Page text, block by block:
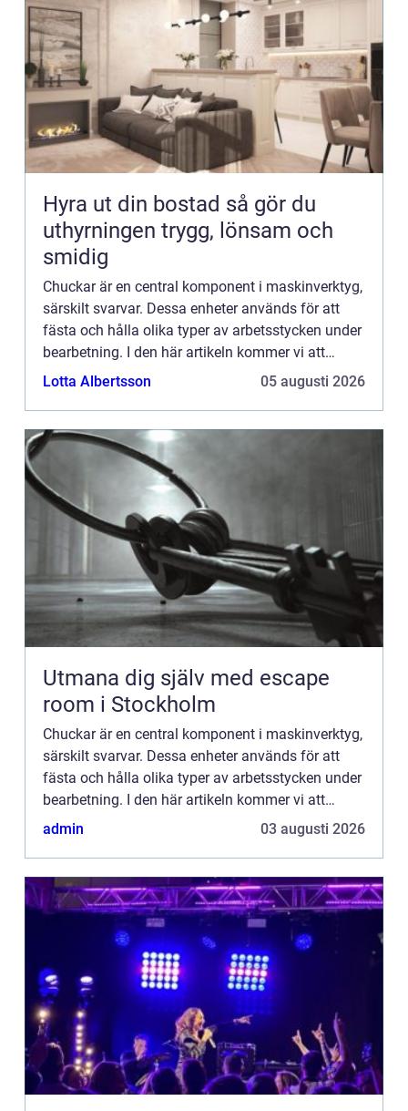
Hyra ut din bostad så gör du
uthyrningen trygg, lönsam och
smidig
Chuckar är en central komponent i maskinverktyg,
särskilt svarvar. Dessa enheter används för att
fästa och hålla olika typer av arbetsstycken under
bearbetning. I den här artikeln kommer vi att
utforska chuckar, de...
Lotta Albertsson 05 augusti 2026
Utmana dig själv med escape
room i Stockholm
Chuckar är en central komponent i maskinverktyg,
särskilt svarvar. Dessa enheter används för att
fästa och hålla olika typer av arbetsstycken under
bearbetning. I den här artikeln kommer vi att
utforska chuckar, de...
admin 03 augusti 2026